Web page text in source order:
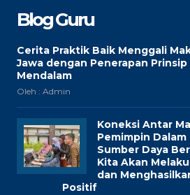
Blog Guru
Cerita Praktik Baik Menggali
Jawa dengan Penerapan
Mendalam
Oleh : Admin
Koneksi Antar
Pemimpin
Sumber Daya
Kita Akan
dan
Positif